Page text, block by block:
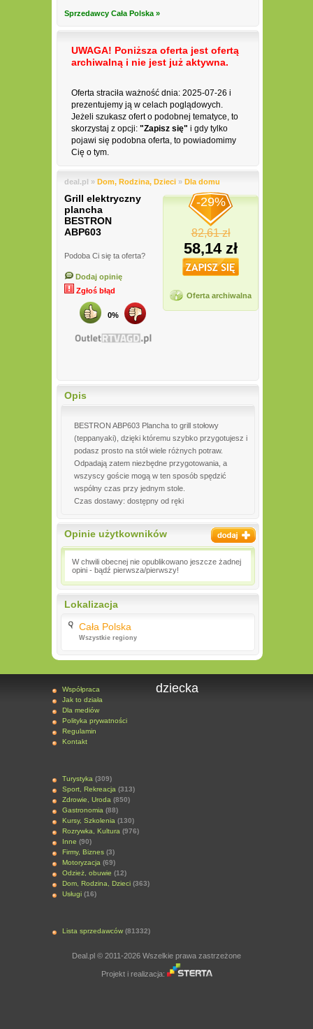
Sprzedawcy Cała Polska »
UWAGA! Poniższa oferta jest ofertą
archiwalną i nie jest już aktywna.
Oferta straciła ważność dnia: 2025-07-26 i
prezentujemy ją w celach poglądowych.
Jeżeli szukasz ofert o podobnej tematyce, to
skorzystaj z opcji: "Zapisz się" i gdy tylko
pojawi się podobna oferta, to powiadomimy
Cię o tym.
deal.pl » Dom, Rodzina, Dzieci » Dla domu
Grill elektryczny
plancha
BESTRON
ABP603
Podoba Ci się ta oferta?
Dodaj opinię
Zgłoś błąd
0%
-29%
82,61 zł
58,14 zł
Oferta archiwalna
Opis
BESTRON ABP603 Plancha to grill stołowy
(teppanyaki), dzięki któremu szybko przygotujesz i
podasz prosto na stół wiele różnych potraw.
Odpadają zatem niezbędne przygotowania, a
wszyscy goście mogą w ten sposób spędzić
wspólny czas przy jednym stole.
Czas dostawy: dostępny od ręki
Opinie użytkowników
W chwili obecnej nie opublikowano jeszcze żadnej
opini - bądź pierwsza/pierwszy!
Lokalizacja
Cała Polska
Wszystkie regiony
Współpraca
Jak to działa
Dla mediów
Polityka prywatności
Regulamin
Kontakt
Turystyka (309)
Sport, Rekreacja (313)
Zdrowie, Uroda (850)
Gastronomia (88)
Kursy, Szkolenia (130)
Rozrywka, Kultura (976)
Inne (90)
Firmy, Biznes (3)
Motoryzacja (69)
Odzież, obuwie (12)
Dom, Rodzina, Dzieci (363)
Usługi (16)
Lista sprzedawców (81332)
dziecka
Deal.pl © 2011-2026 Wszelkie prawa zastrzeżone
Projekt i realizacja: